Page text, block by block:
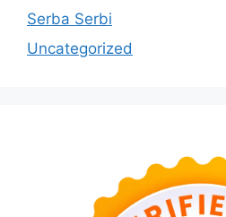
Serba Serbi
Uncategorized